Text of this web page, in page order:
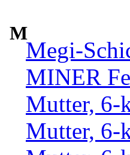
M
Megi-
MINER
Mutter, 6-
Mutter, 6-